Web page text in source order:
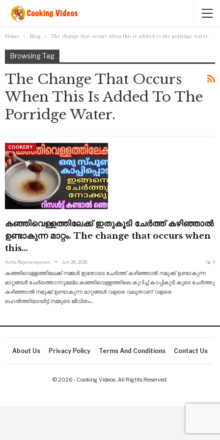
Home Blog The change that occurs when this is added to the porridge water.
Browsing Tag
The Change That Occurs
When This Is Added To The
Porridge Water.
COOKERY
കഞ്ഞിവെള്ളത്തിലേക്ക് ഇതുകൂടി ചേർത്ത് കഴിഞ്ഞാൽ
ഉണ്ടാകുന്ന മാറ്റം. The change that occurs when
this…
Asha Rajanarayanan Jun 28, 2026 0
കഞ്ഞിവെള്ളത്തിലേക്ക് നമ്മൾ ഇതോടെ ചേർത്ത് കഴിഞ്ഞാൽ നമുക്ക് ഉണ്ടാകുന്ന
മാറ്റങ്ങൾ ചേർത്തൊന്നുമല്ല കഞ്ഞിവെള്ളത്തിലെ കുറിച്ച് കാപ്പികുടി കൂടെ ചേർത്തു
കഴിഞ്ഞാൽ നമുക്ക് ഉണ്ടാകുന്ന മാറ്റങ്ങൾ വളരെ വലുതാണ്വളരെ
ഹെൽത്തിയായിട്ട് നമ്മുടെ ജീവിതം…
About Us Privacy Policy Terms And Conditions Contact Us
© 2026 - Cooking Videos. All Rights Reserved.